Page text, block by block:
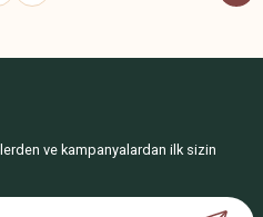
ve kampanyalardan ilk sizin